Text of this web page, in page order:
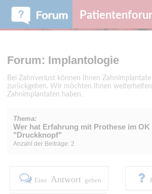
Forum: Implantologie
Bei Zahnverlust können Ihnen
zurückgeben. Wir möchten Ihnen
Zahnimplantaten haben.
Thema:
Wer hat Erfahrung mit Prothese im OK
"Druckknopf"
Anzahl der Beiträge: 2
Eine Antwort geben